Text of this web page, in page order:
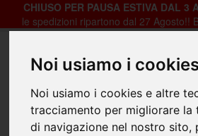
Noi usiamo i
Noi usiamo i cookies e altre
tracciamento per migliorare la
di navigazione nel nostro sito,
CHIUSO PER PAUSA ESTIVA DAL 3
le spedizioni ripartono dal 27 Agosto!!